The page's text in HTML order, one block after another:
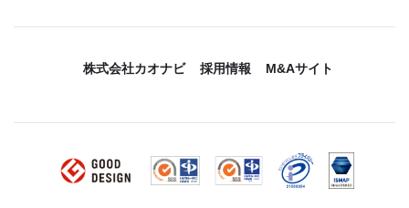
株式会社カオナビ 採用情報 M&Aサイト